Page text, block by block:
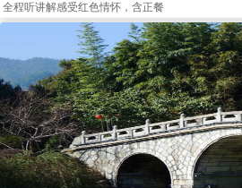
全程听讲解感受红色情怀，含正餐